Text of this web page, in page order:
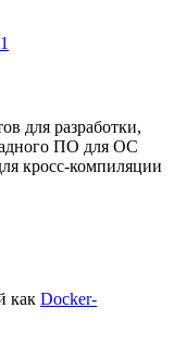
для разработки,
ПО для ОС
кросс-компиляции
как Docker-